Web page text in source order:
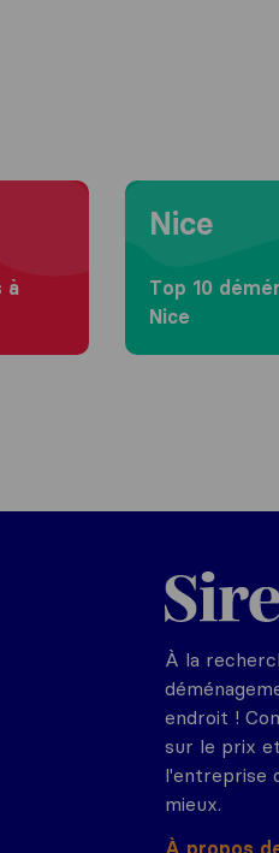
à
Moving to Nice
Nice
Top 10
Nice
Sirelo.fr
À la
endroit !
sur le prix
l'entreprise
mieux.
À propos